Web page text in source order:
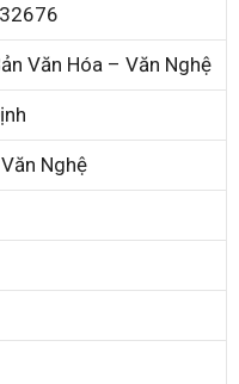
Văn Hóa – Văn Nghệ
Nghệ